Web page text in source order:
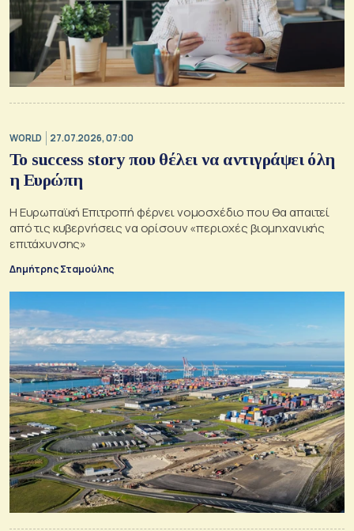
WORLD 27.07.2026, 07:00
Το success story που θέλει να αντιγράψει όλη
η Ευρώπη
Η Ευρωπαϊκή Επιτροπή φέρνει νομοσχέδιο που θα απαιτεί
από τις κυβερνήσεις να ορίσουν «περιοχές βιομηχανικής
επιτάχυνσης»
Δημήτρης Σταμούλης